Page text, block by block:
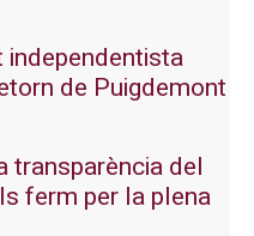
independentista
de Puigdemont
transparència del
ferm per la plena